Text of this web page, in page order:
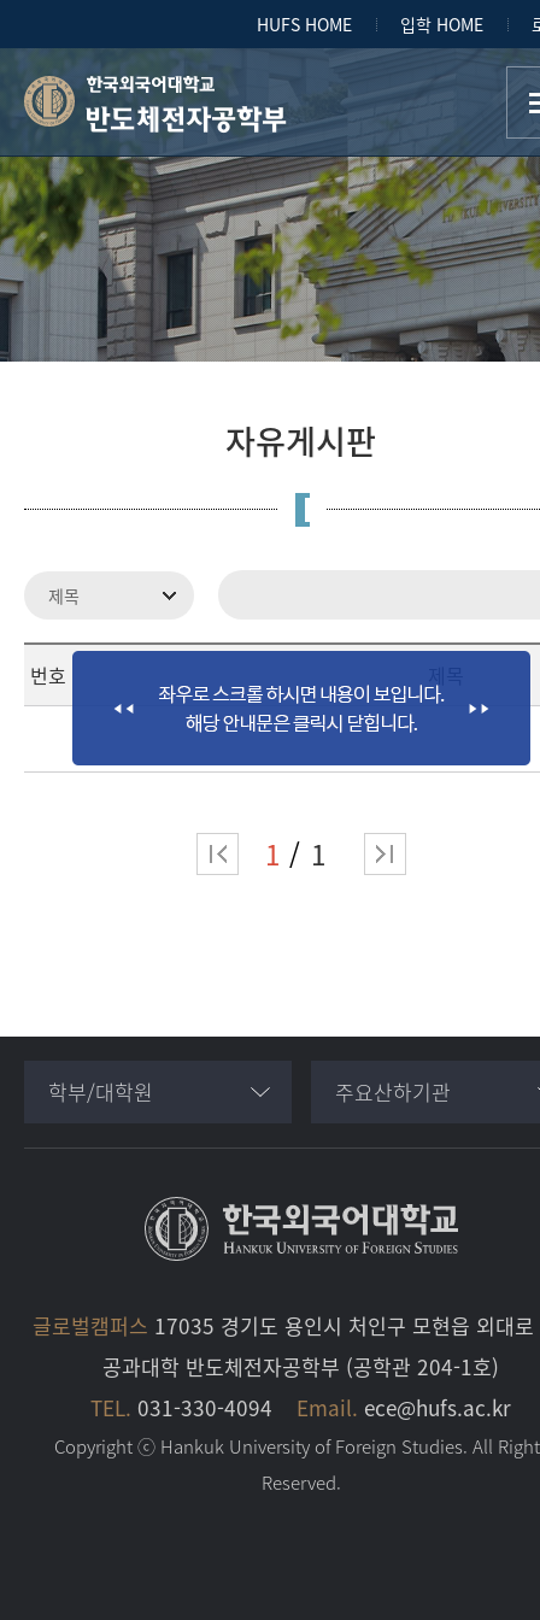
HUFS HOME 입학 HOME
반도체전자공학부
자유게시판
번호
1 1
학부/대학원 주요산하기관
글로벌캠퍼스 17035 경기도 용인시 처인구 모현읍 외대
공과대학 반도체전자공학부 (공학관 204-1호)
TEL. 031-330-4094 Email. ece@hufs.ac.kr
Copyright ⓒ Hankuk University of Foreign Studies. All
Reserved.